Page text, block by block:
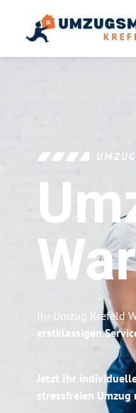
Ihr Umzug Krefeld
erstklassigen
Jetzt Ihr
stressfreien